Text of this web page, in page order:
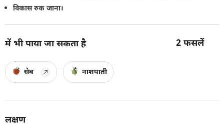
विकास रुक जाना।
में भी पाया जा सकता है 2 फसलें
सेब नाशपाती
लक्षण